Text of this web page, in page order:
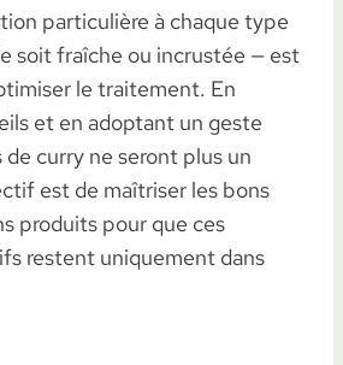
particulière à chaque type
soit fraîche ou incrustée — est
le traitement. En
et en adoptant un geste
curry ne seront plus un
est de maîtriser les bons
produits pour que ces
restent uniquement dans